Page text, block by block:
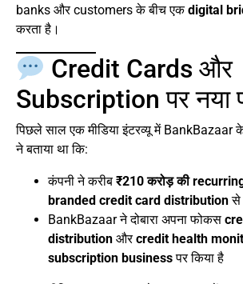
banks और customers के बीच एकdigital
करता है।
Credit Cards और
Subscription पर नया
पिछले साल एक मीडिया इंटरव्यू में BankBazaar
ने बताया था कि:
कंपनी ने करीब ₹210 करोड़ की
branded credit card distributionसे
BankBazaar ने दोबारा अपना फोकस
distribution औरcredit health
subscription businessपर किया है